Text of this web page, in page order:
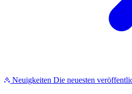
Neuigkeiten Die neuesten